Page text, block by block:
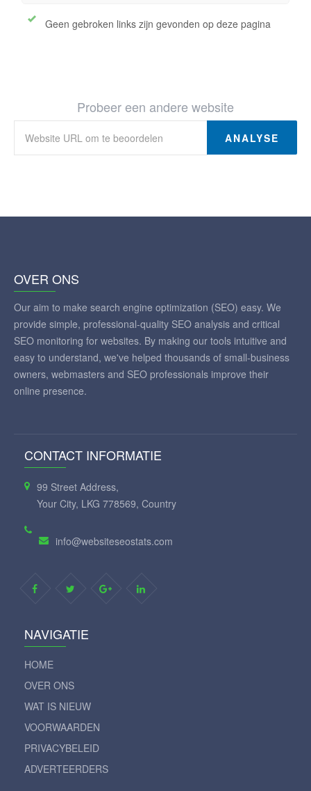
Geen gebroken links zijn gevonden op deze pagina
Probeer een andere website
ANALYSE
OVER ONS
Our aim to make search engine optimization (SEO) easy. We
provide simple, professional-quality SEO analysis and critical
SEO monitoring for websites. By making our tools intuitive and
easy to understand, we've helped thousands of small-business
owners, webmasters and SEO professionals improve their
online presence.
CONTACT INFORMATIE
99 Street Address,
Your City, LKG 778569, Country
info@websiteseostats.com
NAVIGATIE
HOME
OVER ONS
WAT IS NIEUW
VOORWAARDEN
PRIVACYBELEID
ADVERTEERDERS